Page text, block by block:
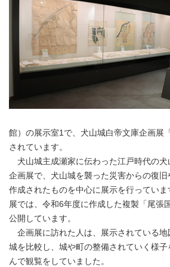
館）の展示室1で、犬山城白帝文庫企画展
されています。
犬山城主成瀬家に伝わった江戸時代の犬
企画展で、犬山城を襲った災害からの復
作成されたものを中心に展示を行ってい
展では、令和6年度に作成した複製「尾張
公開しています。
企画展に訪れた人は、展示されている地
城を比較し、城や町の整備されていく様
んで観覧をしていました。